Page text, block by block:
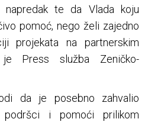
napredak te da Vlada koju
pomoć, nego želi zajedno
projekata na partnerskim
je Press služba Zeničko-
da je posebno zahvalio
podršci i pomoći prilikom